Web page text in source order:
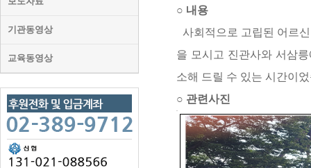
기관동영상
교육동영상
○ 내용
사회적으로 고립된 어르
을 모시고 진관사와 서삼
소해 드릴 수 있는 시간이
○ 관련사진